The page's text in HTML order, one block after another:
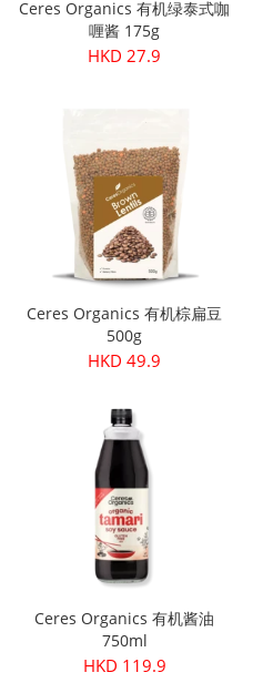
Ceres Organics 有机绿泰式咖
喱酱 175g
HKD 27.9
Ceres Organics 有机棕扁豆
500g
HKD 49.9
Ceres Organics 有机酱油
750ml
HKD 119.9